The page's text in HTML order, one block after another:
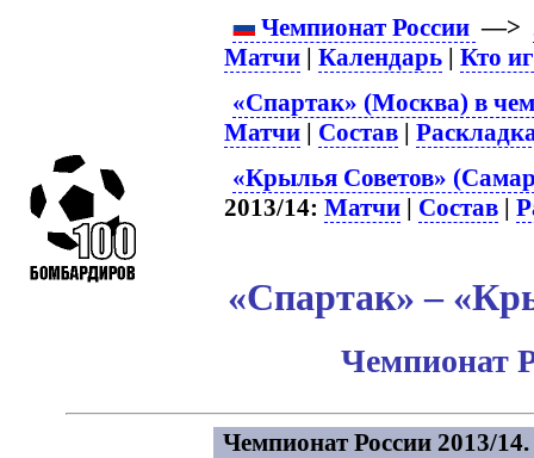
Чемпионат России —>
Матчи |Календарь |Кто
«Спартак» (Москва) в
Матчи | Состав |
«Крылья Советов»
2013/14:Матчи | Состав |
«Спартак» –
Чемпионат
Чемпионат России 2013/